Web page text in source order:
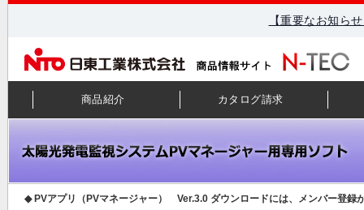
【重要なお知ら
商品紹介 カタログ請求
◆ PVアプリ（PVマネージャー） Ver.3.0 ダウンロードには、メンバー登録